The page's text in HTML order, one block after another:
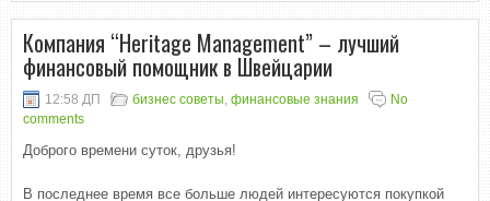
Компания “Heritage Management” – лучший
финансовый помощник в Швейцарии
12:58 ДП бизнес советы финансовые знания
No
comments
Доброго времени суток, друзья!
В последнее время все больше людей интересуются покупкой